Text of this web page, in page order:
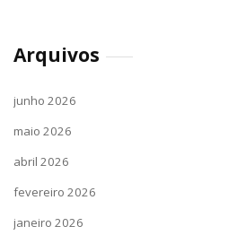
Arquivos
junho 2026
maio 2026
abril 2026
fevereiro 2026
janeiro 2026